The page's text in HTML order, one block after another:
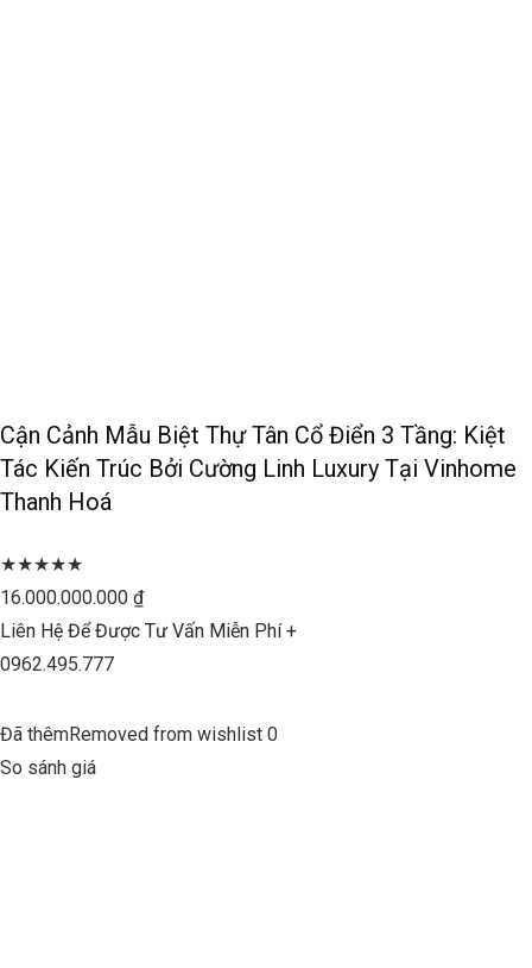
Cận Cảnh Mẫu Biệt Thự Tân Cổ Điển 3 Tầng: Kiệt
Tác Kiến Trúc Bởi Cường Linh Luxury Tại Vinhome
Thanh Hoá
★★★★★
16.000.000.000 ₫
Liên Hệ Để Được Tư Vấn Miễn Phí +
0962.495.777
Đã thêmRemoved from wishlist 0
So sánh giá